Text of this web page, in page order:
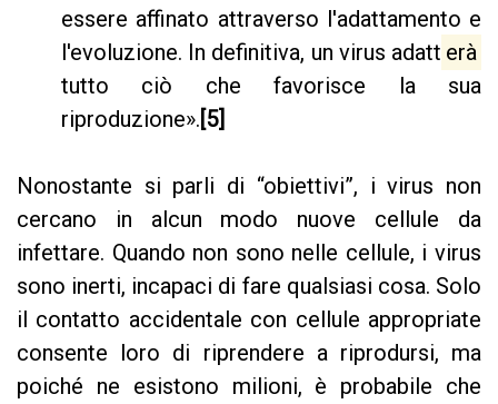
essere affinato attraverso l'adattamento e
l'evoluzione. In definitiva, un virus adatt erà
tutto ciò che favorisce la sua
riproduzione».[5]
Nonostante si parli di “obiettivi”, i virus non
cercano in alcun modo nuove cellule da
infettare. Quando non sono nelle cellule, i virus
sono inerti, incapaci di fare qualsiasi cosa. Solo
il contatto accidentale con cellule appropriate
consente loro di riprendere a riprodursi, ma
poiché ne esistono milioni, è probabile che